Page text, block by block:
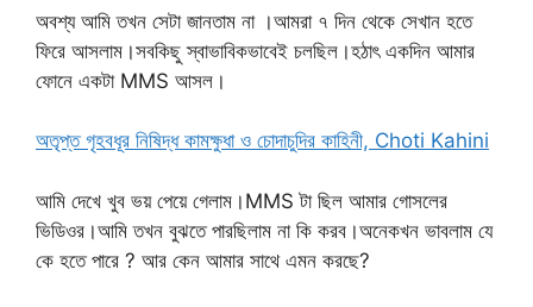
অবশ্য আমি তখন সেটা জানতাম না ।আমরা ৭ দিন থেকে সেখান হতে
ফিরে আসলাম।সবকিছু স্বাভাবিকভাবেই চলছিল।হঠাৎ একদিন আমার
ফোনে একটা MMS আসল।
অতৃপ্ত গৃহবধূর নিষিদ্ধ কামক্ষুধা ও চোদাচুদির কাহিনী, Choti Kahini
আমি দেখে খুব ভয় পেয়ে গেলাম।MMS টা ছিল আমার গোসলের
ভিডিওর।আমি তখন বুঝতে পারছিলাম না কি করব।অনেকখন ভাবলাম যে
কে হতে পারে ? আর কেন আমার সাথে এমন করছে?